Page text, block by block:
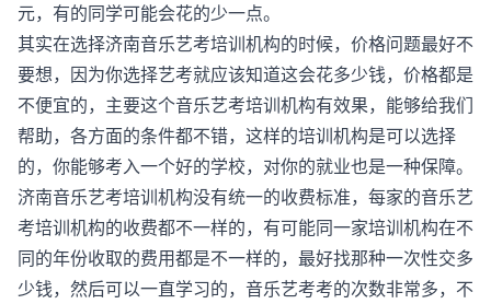
元，有的同学可能会花的少一点。
其实在选择济南音乐艺考培训机构的时候，价格问题最好不
要想，因为你选择艺考就应该知道这会花多少钱，价格都是
不便宜的，主要这个音乐艺考培训机构有效果，能够给我们
帮助，各方面的条件都不错，这样的培训机构是可以选择
的，你能够考入一个好的学校，对你的就业也是一种保障。
济南音乐艺考培训机构没有统一的收费标准，每家的音乐艺
考培训机构的收费都不一样的，有可能同一家培训机构在不
同的年份收取的费用都是不一样的，最好找那种一次性交多
少钱，然后可以一直学习的，音乐艺考考的次数非常多，不